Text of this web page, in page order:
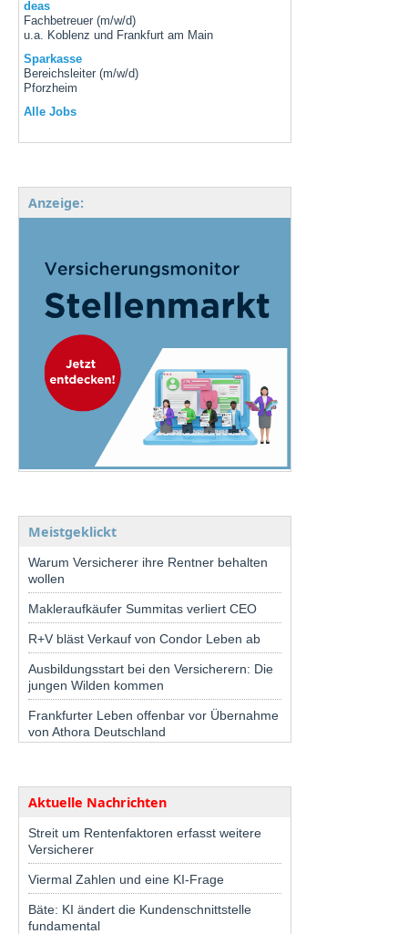
deas
Fachbetreuer (m/w/d)
u.a. Koblenz und Frankfurt am Main
Sparkasse
Bereichsleiter (m/w/d)
Pforzheim
Alle Jobs
Anzeige:
Meistgeklickt
Warum Versicherer ihre Rentner behalten
wollen
Makleraufkäufer Summitas verliert CEO
R+V bläst Verkauf von Condor Leben ab
Ausbildungsstart bei den Versicherern: Die
jungen Wilden kommen
Frankfurter Leben offenbar vor Übernahme
von Athora Deutschland
Aktuelle Nachrichten
Streit um Rentenfaktoren erfasst weitere
Versicherer
Viermal Zahlen und eine KI-Frage
Bäte: KI ändert die Kundenschnittstelle
fundamental